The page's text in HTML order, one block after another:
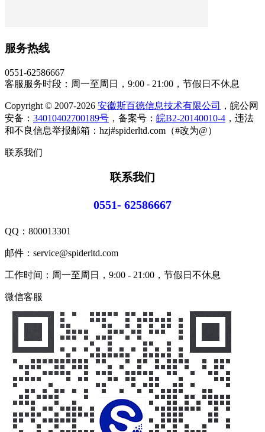
服务热线
0551-62586667
客服服务时段：周一至周日，9:00 - 21:00，节假日不休息
Copyright © 2007-2026 安徽斯百德信息技术有限公司
，皖公网
安备： 34010402700189号 ，备案号： 皖B2-20140010-4 ，违法
和不良信息举报邮箱：hzj#spiderltd.com（#改为@）
联系我们
联系我们
0551- 62586667
QQ： 800013301
邮件：service@spiderltd.com
工作时间：周一至周日，9:00 - 21:00，节假日不休息
微信客服